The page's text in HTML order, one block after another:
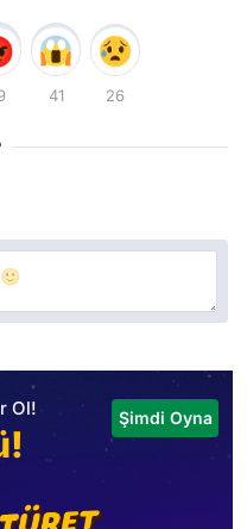
41 26
Ol! Şimdi Oyna